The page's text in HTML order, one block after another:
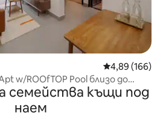
Средна
4,89 (166)
w/ROOfTOP Pool близо до
семейства къщи под
наем